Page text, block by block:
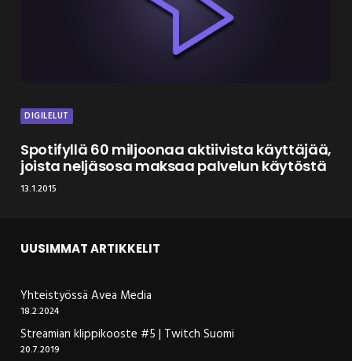
DIGILELUT
Spotifyllä 60 miljoonaa aktiivista käyttäjää,
joista neljäsosa maksaa palvelun käytöstä
13.1.2015
UUSIMMAT ARTIKKELIT
Yhteistyössä Avea Media
18.2.2024
Streamian klippikooste #5 | Twitch Suomi
20.7.2019